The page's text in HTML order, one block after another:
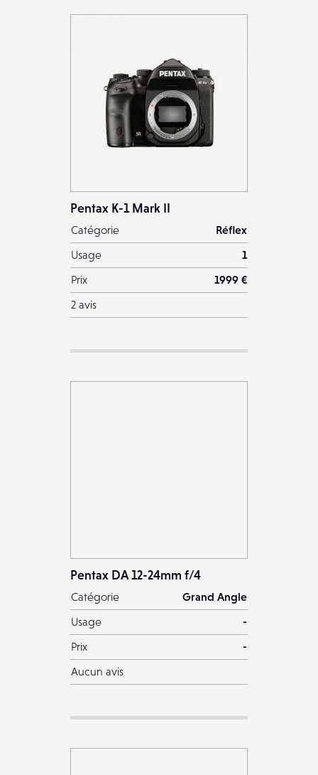
MATÉRIELS
ÉVÉNEMENTS
FAVORIS
Pentax K-1 Mark II
Catégorie
Réflex
Usage
1
Prix
1999 €
2 avis
Pentax DA 12-24mm f/4
Catégorie
Grand Angle
Usage
-
Prix
-
Aucun avis